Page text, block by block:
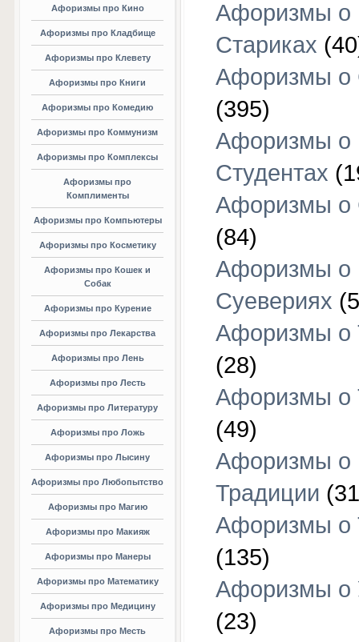
Афоризмы про Кино
Афоризмы про Кладбище
Афоризмы про Клевету
Афоризмы про Книги
Афоризмы про Комедию
Афоризмы про Коммунизм
Афоризмы про Комплексы
Афоризмы про
Комплименты
Афоризмы про Компьютеры
Афоризмы про Косметику
Афоризмы про Кошек и
Собак
Афоризмы про Курение
Афоризмы про Лекарства
Афоризмы про Лень
Афоризмы про Лесть
Афоризмы про Литературу
Афоризмы про Ложь
Афоризмы про Лысину
Афоризмы про Любопытство
Афоризмы про Магию
Афоризмы про Макияж
Афоризмы про Манеры
Афоризмы про Математику
Афоризмы про Медицину
Афоризмы про Месть
Афоризмы о
Стариках
Афоризмы о
(395)
Афоризмы о
Студентах
Афоризмы о
(84)
Афоризмы о
Суевериях
Афоризмы о
(28)
Афоризмы о
(49)
Афоризмы о
Традиции
Афоризмы о
(135)
Афоризмы о
(23)